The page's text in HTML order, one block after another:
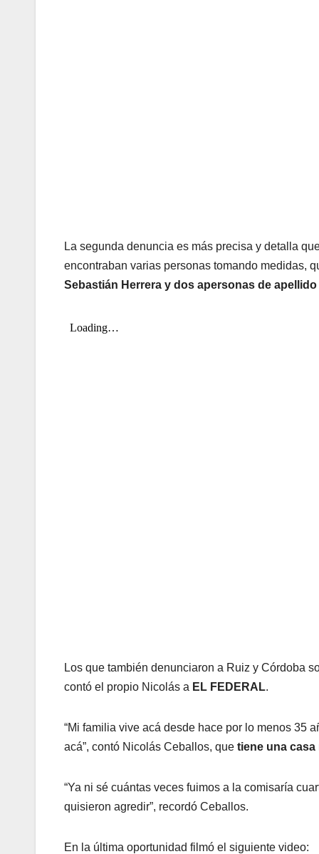
La segunda denuncia es más precisa y detalla
encontraban varias personas tomando medidas,
Sebastián Herrera y dos apersonas de
Los que también denunciaron a Ruiz y Córdoba
contó el propio Nicolás a EL FEDERAL.
“Mi familia vive acá desde hace por lo menos 35
acá”, contó Nicolás Ceballos, que tiene una
“Ya ni sé cuántas veces fuimos a la comisaría
quisieron agredir”, recordó Ceballos.
En la última oportunidad filmó el siguiente video: